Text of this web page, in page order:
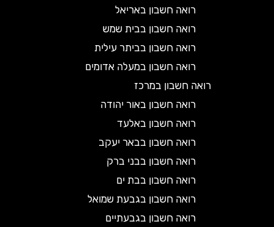
רואה חשבון באריאל
רואה חשבון בבית שמש
רואה חשבון בביתר עילית
רואה חשבון במעלה אדומים
רואה חשבון במרכז
רואה חשבון באור יהודה
רואה חשבון באלעד
רואה חשבון בבאר יעקב
רואה חשבון בבני ברק
רואה חשבון בבת ים
רואה חשבון בגבעת שמואל
רואה חשבון בגבעתיים